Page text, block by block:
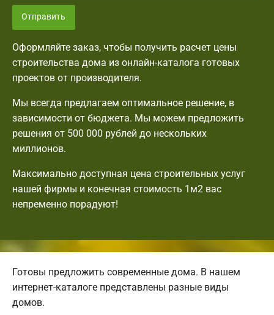
Отправить
Оформляйте заказ, чтобы получить расчет цены
строительства дома из онлайн-каталога готовых
проектов от производителя.
Мы всегда предлагаем оптимальное решение, в
зависимости от бюджета. Мы можем предложить
решения от 500 000 рублей до нескольких
миллионов.
Максимально доступная цена строительных услуг
нашей фирмы и конечная стоимость 1м2 вас
непременно порадуют!
Готовы предложить современные дома. В нашем
интернет-каталоге представлены разные виды
домов.